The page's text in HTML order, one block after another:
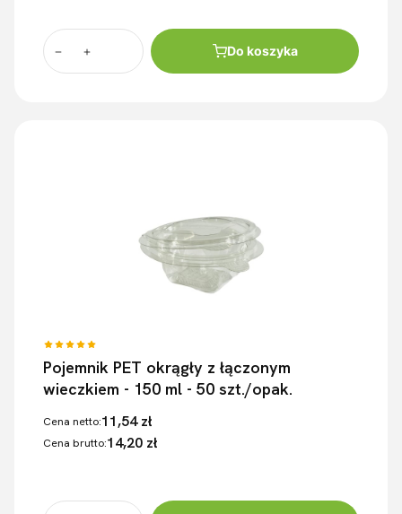
Do koszyka
Pojemnik PET okrągły z łączonym
wieczkiem - 150 ml - 50 szt./opak.
Cena netto:11,54 zł
Cena brutto:14,20 zł